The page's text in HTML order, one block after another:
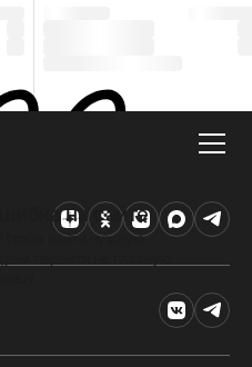
на сайте
найти нужную